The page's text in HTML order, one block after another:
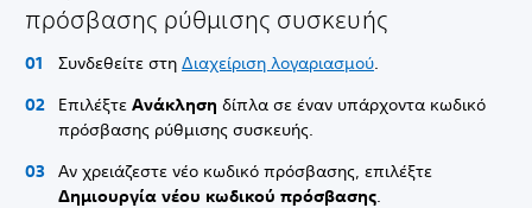
πρόσβασης ρύθμισης συσκευής
Συνδεθείτε στη Διαχείριση λογαριασμού.
Επιλέξτε Ανάκληση δίπλα σε έναν υπάρχοντα κωδικό
πρόσβασης ρύθμισης συσκευής.
Αν χρειάζεστε νέο κωδικό πρόσβασης, επιλέξτε
Δημιουργία νέου κωδικού πρόσβασης.